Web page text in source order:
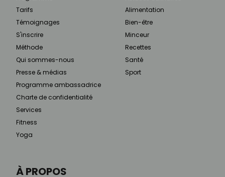
À PROPOS
Tarifs
Témoignages
S'inscrire
Méthode
Qui sommes-nous
Presse & médias
Programme ambassadrice
Charte de confidentialité
Services
Fitness
Yoga
Alimentation
Bien-être
Minceur
Recettes
Santé
Sport